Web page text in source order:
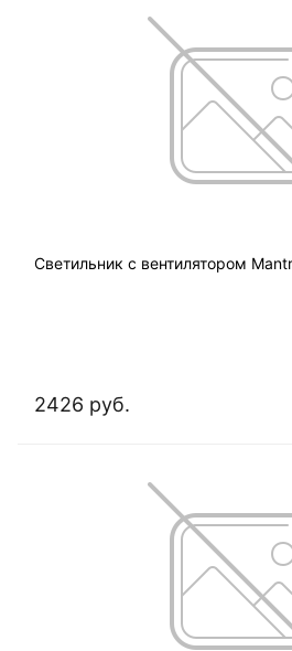
Светильник с вентилятором
2426 руб.